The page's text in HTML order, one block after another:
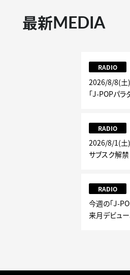
最新MEDIA
RADIO
2026/8/8(土)
「J-POPパラ
RADIO
2026/8/1(土)
サブスク解
RADIO
今週の「J-
来月デビュ